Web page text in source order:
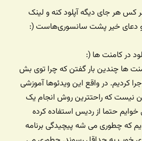
کس هر جای دیگه آپلود کنه و لینک
دعای خیر پشت سانسوری‌هاست (:
در کامنت ها (:
ها چندین بار گفتن که چرا توی بش
کردیم. در واقع این ویدئوها آموزشی
نیست که راحتترین روش انجام یک
حتما از ردیس استفاده کرده
که چطوری می شه پیچیدگی برنامه